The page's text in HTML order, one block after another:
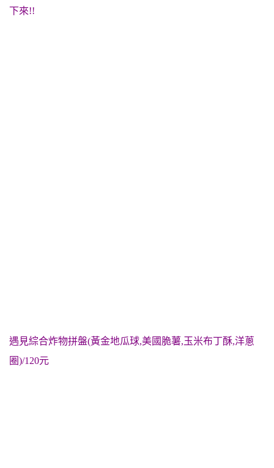
下來!!
遇見綜合炸物拼盤(黃金地瓜球,美國脆薯,玉米布丁酥,洋蔥
圈)/120元